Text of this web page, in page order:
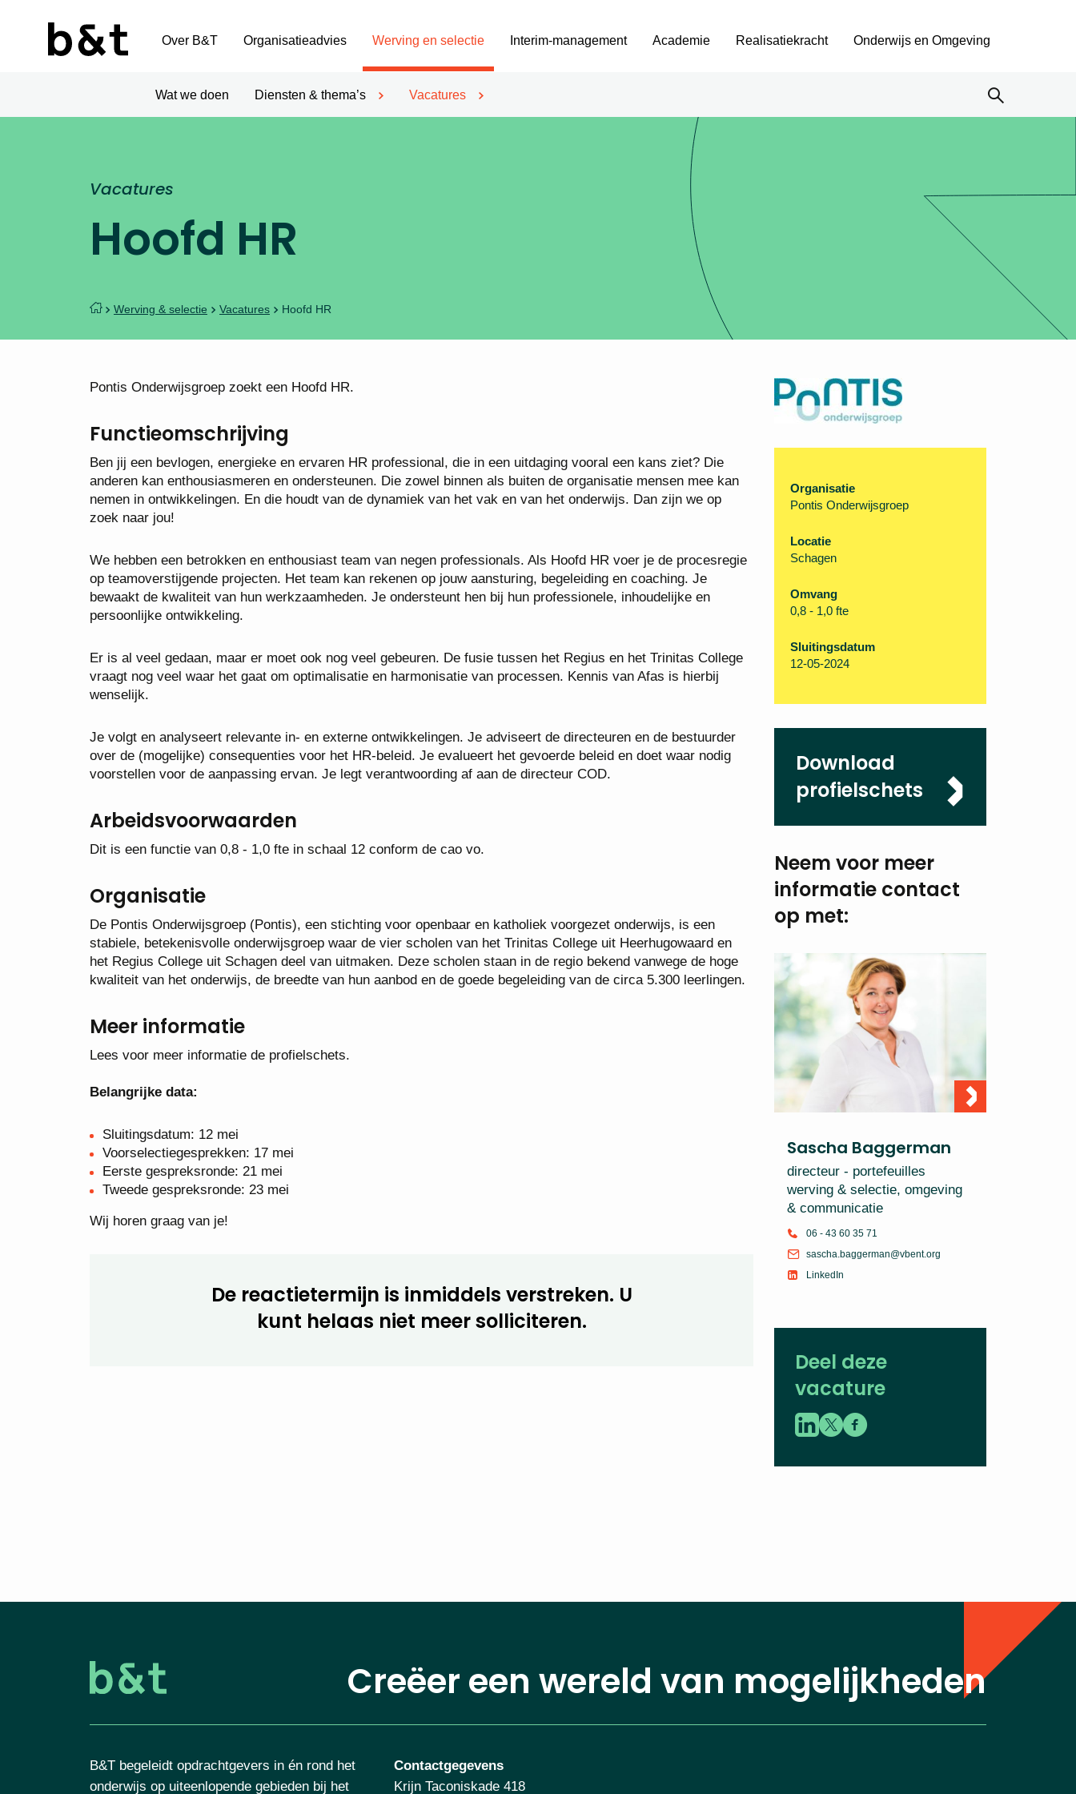
Over B&T Organisatieadvies Werving en selectie
Wat we doen Diensten & thema’s Vacatures
Interim-management Academie Realisatiekracht Onderwijs en Omgeving
Hoofd HR
Vacatures
Werving & selectie Vacatures Hoofd HR
Pontis Onderwijsgroep zoekt een Hoofd HR.
Functieomschrijving
Ben jij een bevlogen, energieke en ervaren HR professional, die in een uitdaging vooral een kans ziet? Die
anderen kan enthousiasmeren en ondersteunen. Die zowel binnen als buiten de organisatie mensen mee kan
nemen in ontwikkelingen. En die houdt van de dynamiek van het vak en van het onderwijs. Dan zijn we op
zoek naar jou!
We hebben een betrokken en enthousiast team van negen professionals. Als Hoofd HR voer je de procesregie
op teamoverstijgende projecten. Het team kan rekenen op jouw aansturing, begeleiding en coaching. Je
bewaakt de kwaliteit van hun werkzaamheden. Je ondersteunt hen bij hun professionele, inhoudelijke en
persoonlijke ontwikkeling.
Er is al veel gedaan, maar er moet ook nog veel gebeuren. De fusie tussen het Regius en het Trinitas College
vraagt nog veel waar het gaat om optimalisatie en harmonisatie van processen. Kennis van Afas is hierbij
wenselijk.
Je volgt en analyseert relevante in- en externe ontwikkelingen. Je adviseert de directeuren en de bestuurder
over de (mogelijke) consequenties voor het HR-beleid. Je evalueert het gevoerde beleid en doet waar nodig
voorstellen voor de aanpassing ervan. Je legt verantwoording af aan de directeur COD.
Arbeidsvoorwaarden
Dit is een functie van 0,8 - 1,0 fte in schaal 12 conform de cao vo.
Organisatie
De Pontis Onderwijsgroep (Pontis), een stichting voor openbaar en katholiek voorgezet onderwijs, is een
stabiele, betekenisvolle onderwijsgroep waar de vier scholen van het Trinitas College uit Heerhugowaard en
het Regius College uit Schagen deel van uitmaken. Deze scholen staan in de regio bekend vanwege de hoge
kwaliteit van het onderwijs, de breedte van hun aanbod en de goede begeleiding van de circa 5.300 leerlingen.
Meer informatie
Lees voor meer informatie de profielschets.
Belangrijke data:
Sluitingsdatum: 12 mei
Voorselectiegesprekken: 17 mei
Eerste gespreksronde: 21 mei
Tweede gespreksronde: 23 mei
Wij horen graag van je!
De reactietermijn is inmiddels verstreken. U
kunt helaas niet meer solliciteren.
Organisatie
Pontis Onderwijsgroep
Locatie
Schagen
Omvang
0,8 - 1,0 fte
Sluitingsdatum
12-05-2024
Download
profielschets
Neem voor meer
informatie contact
op met:
Sascha Baggerman
directeur - portefeuilles
werving & selectie, omgeving
& communicatie
06 - 43 60 35 71
sascha.baggerman@vbent.org
LinkedIn
Deel deze
vacature
Creëer een wereld van mogelijkheden
B&T begeleidt opdrachtgevers in én rond het
onderwijs op uiteenlopende gebieden bij het
Contactgegevens
Krijn Taconiskade 418